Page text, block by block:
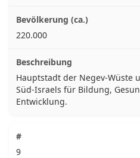
220.000
Hauptstadt der Negev-Wüste
Süd-Israels für Bildung,
Entwicklung.
9